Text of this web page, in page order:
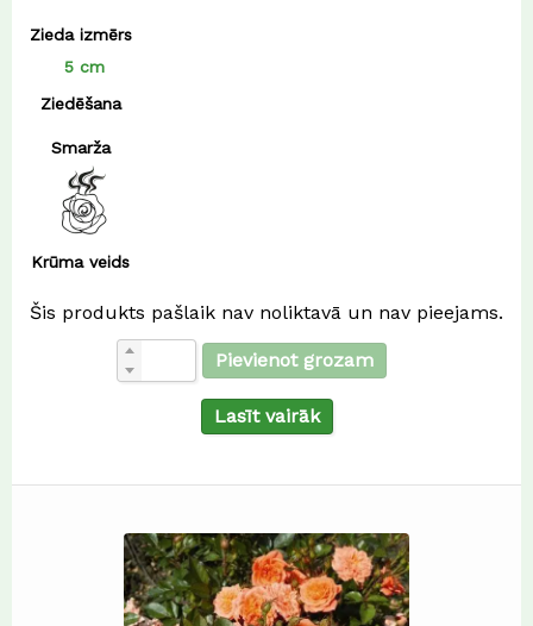
Zieda izmērs
5 cm
Ziedēšana
Smarža
Krūma veids
Šis produkts pašlaik nav noliktavā un nav pieejams.
Pievienot grozam
Lasīt vairāk